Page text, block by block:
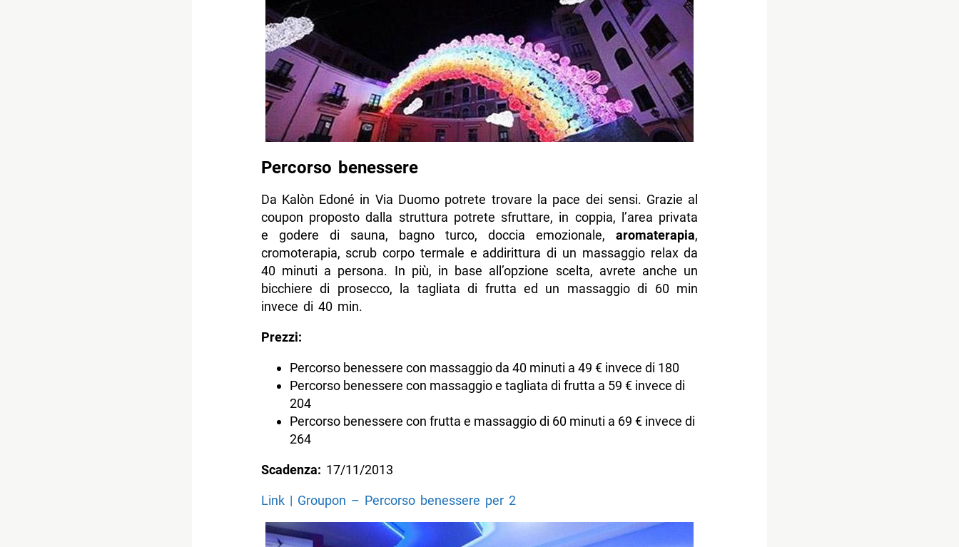
Percorso benessere
Da Kalòn Edoné in Via Duomo potrete trovare la pace dei sensi. Grazie al
coupon proposto dalla struttura potrete sfruttare, in coppia, l’area privata
e godere di sauna, bagno turco, doccia emozionale,aromaterapia,
cromoterapia, scrub corpo termale e addirittura di un massaggio relax da
40 minuti a persona. In più, in base all’opzione scelta, avrete anche un
bicchiere di prosecco, la tagliata di frutta ed un massaggio di 60 min
invece di 40 min.
Prezzi:
Percorso benessere con massaggio da 40 minuti a 49 € invece di 180
Percorso benessere con massaggio e tagliata di frutta a 59 € invece di
204
Percorso benessere con frutta e massaggio di 60 minuti a 69 € invece di
264
Scadenza: 17/11/2013
Link | Groupon – Percorso benessere per 2